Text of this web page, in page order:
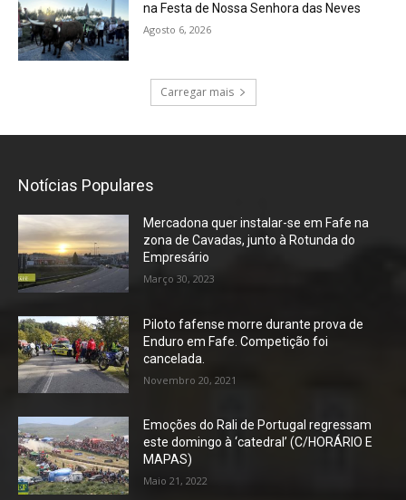
na Festa de Nossa Senhora das Neves
Agosto 6, 2026
Carregar mais
Notícias Populares
Mercadona quer instalar-se em Fafe na
zona de Cavadas, junto à Rotunda do
Empresário
Março 30, 2023
Piloto fafense morre durante prova de
Enduro em Fafe. Competição foi
cancelada.
Novembro 20, 2021
Emoções do Rali de Portugal regressam
este domingo à ‘catedral’ (C/HORÁRIO E
MAPAS)
Maio 21, 2022